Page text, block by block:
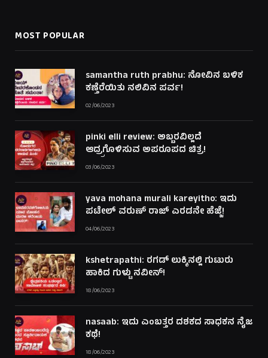
MOST POPULAR
samantha ruth prabhu: ನೋವಿನ ಬಳಿಕ
ಕಣ್ತೆರೆಯಿತು ನಲಿವಿನ ಪರ್ವ!
02/06/2023
pinki elli review: ಅಬ್ಬರವಿಲ್ಲದೆ
ಆದ್ರ್ರಗೊಳಿಸುವ ಅಪರೂಪದ ಚಿತ್ರ!
03/06/2023
yava mohana murali kareyitho: ಇದು
ಪಟೇಲ್ ವರುಣ್ ರಾಜ್ ಎರಡನೇ ಹೆಜ್ಜೆ!
04/06/2023
kshetrapathi: ರಗಡ್ ಲುಕ್ಕಿನಲ್ಲಿ ಗುಟುರು
ಹಾಕಿದ ಗುಳ್ಟು ನವೀನ್!
18/06/2023
nasaab: ಇದು ಎಂಬತ್ತರ ದಶಕದ ಸಾಧಕನ ನೈಜ
ಕಥೆ!
18/06/2023